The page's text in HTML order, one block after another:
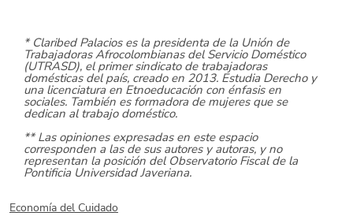
* Claribed Palacios es la presidenta de la Unión de
Trabajadoras Afrocolombianas del Servicio Doméstico
(UTRASD), el primer sindicato de trabajadoras
domésticas del país, creado en 2013. Estudia Derecho y
una licenciatura en Etnoeducación con énfasis en
sociales. También es formadora de mujeres que se
dedican al trabajo doméstico.
** Las opiniones expresadas en este espacio
corresponden a las de sus autores y autoras, y no
representan la posición del Observatorio Fiscal de la
Pontificia Universidad Javeriana.
Economía del Cuidado